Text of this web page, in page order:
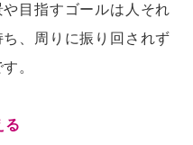
目指すゴールは人それ
、周りに振り回されず
。
る